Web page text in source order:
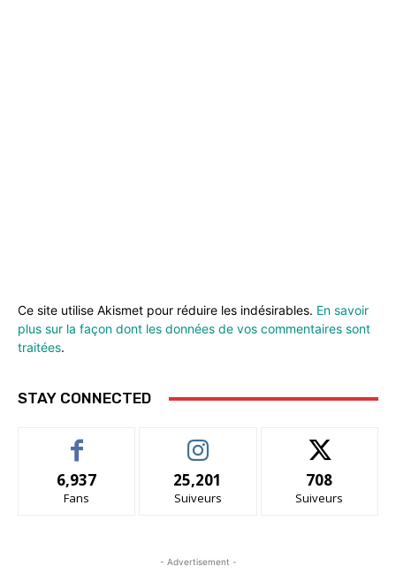
Ce site utilise Akismet pour réduire les indésirables. En savoir
plus sur la façon dont les données de vos commentaires sont
traitées.
STAY CONNECTED
6,937
Fans
25,201
Suiveurs
708
Suiveurs
- Advertisement -